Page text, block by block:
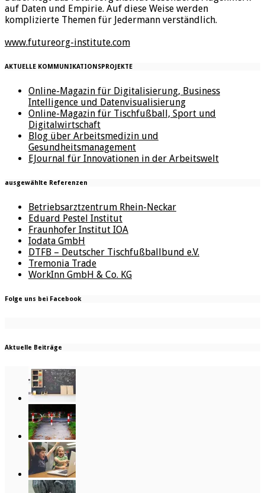
auf Daten und Empirie. Auf diese Weise werden
komplizierte Themen für Jedermann verständlich.
www.futureorg-institute.com
AKTUELLE KOMMUNIKATIONSPROJEKTE
Online-Magazin für Digitalisierung, Business
Intelligence und Datenvisualisierung
Online-Magazin für Tischfußball, Sport und
Digitalwirtschaft
Blog über Arbeitsmedizin und
Gesundheitsmanagement
EJournal für Innovationen in der Arbeitswelt
ausgewählte Referenzen
Betriebsarztzentrum Rhein-Neckar
Eduard Pestel Institut
Fraunhofer Institut IOA
Iodata GmbH
DTFB – Deutscher Tischfußballbund e.V.
Tremonia Trade
WorkInn GmbH & Co. KG
Folge uns bei Facebook
Aktuelle Beiträge